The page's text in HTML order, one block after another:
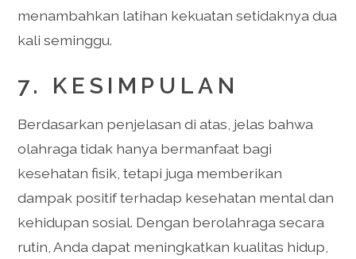
menambahkan latihan kekuatan setidaknya dua
kali seminggu.
7. KESIMPULAN
Berdasarkan penjelasan di atas, jelas bahwa
olahraga tidak hanya bermanfaat bagi
kesehatan fisik, tetapi juga memberikan
dampak positif terhadap kesehatan mental dan
kehidupan sosial. Dengan berolahraga secara
rutin, Anda dapat meningkatkan kualitas hidup,